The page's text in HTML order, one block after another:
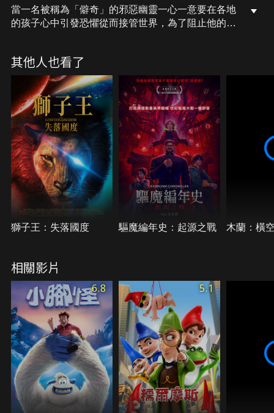
當一名被稱為「僻奇」的邪惡幽靈一心一意要在各地
的孩子心中引發恐懼從而接管世界，為了阻止他的邪
同應敵。他們從北極最深的隱蔽處到上海的屋頂至新
英格蘭的迷你小鎮，一路對抗邪惡勢力，傾力揮灑神
奇魔力以保護全世界小孩無限的想像力與純真的信
仰。
其他人也看了
獅子王：失落國度 驅魔編年史：起源之戰 木蘭：橫
相關影片
6.8 5.1